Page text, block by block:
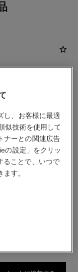
マドモアゼル
し、お客様に最適
似技術を使用して
ナーとの関連広告
の設定」をクリッ
ることで、いつで
す。